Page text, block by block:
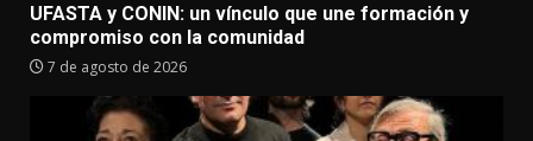
UFASTA y CONIN: un vínculo que une formación y
compromiso con la comunidad
7 de agosto de 2026